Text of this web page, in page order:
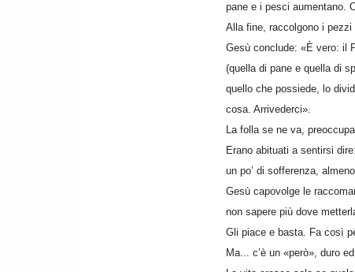
pane e i pesci aumentano.
Alla fine, raccolgono i
Gesù conclude: «È vero: il
(quella di pane e quella di
quello che possiede, lo
cosa. Arrivederci».
La folla se ne va,
Erano abituati a sentirsi
un po’ di sofferenza,
Gesù capovolge le
non sapere più dove
Gli piace e basta. Fa così
Ma... c’è un «però», duro